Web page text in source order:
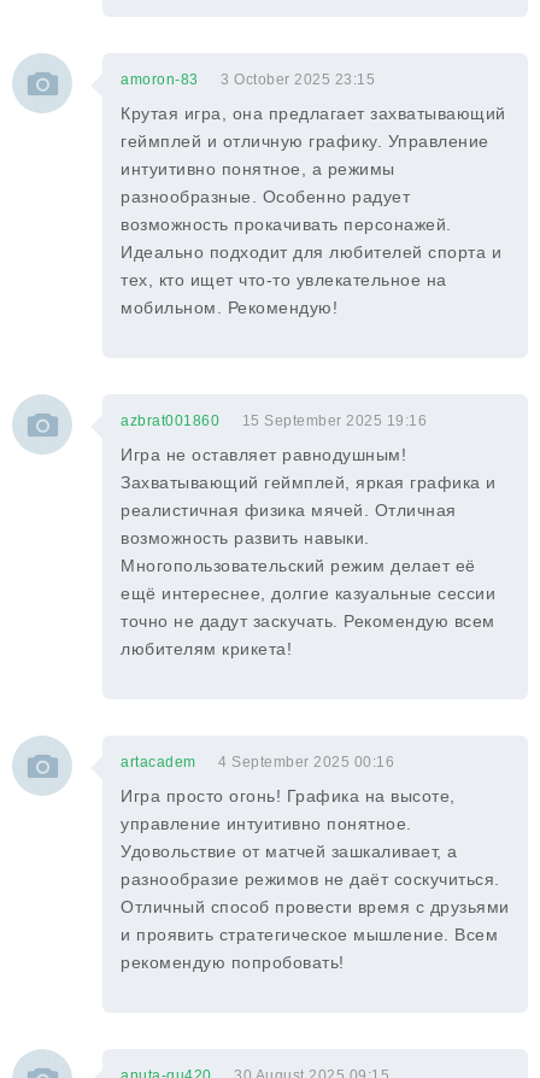
amoron-83 3 October 2025 23:15
Крутая игра, она предлагает захватывающий
геймплей и отличную графику. Управление
интуитивно понятное, а режимы
разнообразные. Особенно радует
возможность прокачивать персонажей.
Идеально подходит для любителей спорта и
тех, кто ищет что-то увлекательное на
мобильном. Рекомендую!
azbrat001860 15 September 2025 19:16
Игра не оставляет равнодушным!
Захватывающий геймплей, яркая графика и
реалистичная физика мячей. Отличная
возможность развить навыки.
Многопользовательский режим делает её
ещё интереснее, долгие казуальные сессии
точно не дадут заскучать. Рекомендую всем
любителям крикета!
artacadem 4 September 2025 00:16
Игра просто огонь! Графика на высоте,
управление интуитивно понятное.
Удовольствие от матчей зашкаливает, а
разнообразие режимов не даёт соскучиться.
Отличный способ провести время с друзьями
и проявить стратегическое мышление. Всем
рекомендую попробовать!